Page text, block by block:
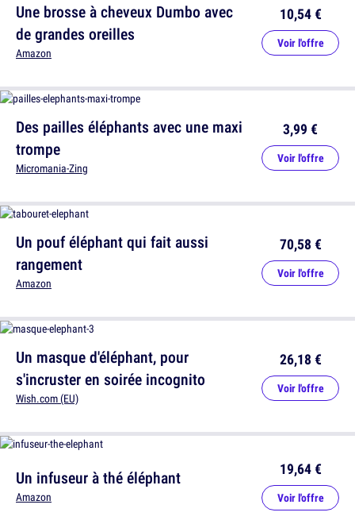
Des pailles éléphants avec une maxi
trompe
Micromania-Zing
3,99 €
Voir l'offre
Un masque d'éléphant, pour
s'incruster en soirée incognito
Wish.com (EU)
26,18 €
Voir l'offre
Une brosse à cheveux Dumbo avec
de grandes oreilles
Amazon
10,54 €
Voir l'offre
Un pouf éléphant qui fait aussi
rangement
Amazon
70,58 €
Voir l'offre
Un infuseur à thé éléphant
Amazon
19,64 €
Voir l'offre